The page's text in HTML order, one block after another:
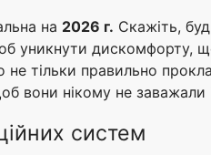
на 2026 г. Скажіть,
дискомфорту,
тільки правильно
вони нікому не заважали
систем